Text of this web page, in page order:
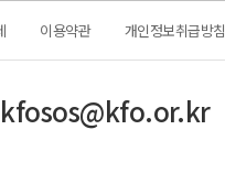
이용약관 개인정보취급방침
kfosos@kfo.or.kr